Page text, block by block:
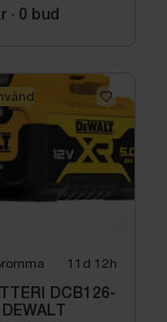
· 0 bud
11d 12h
DCB126-